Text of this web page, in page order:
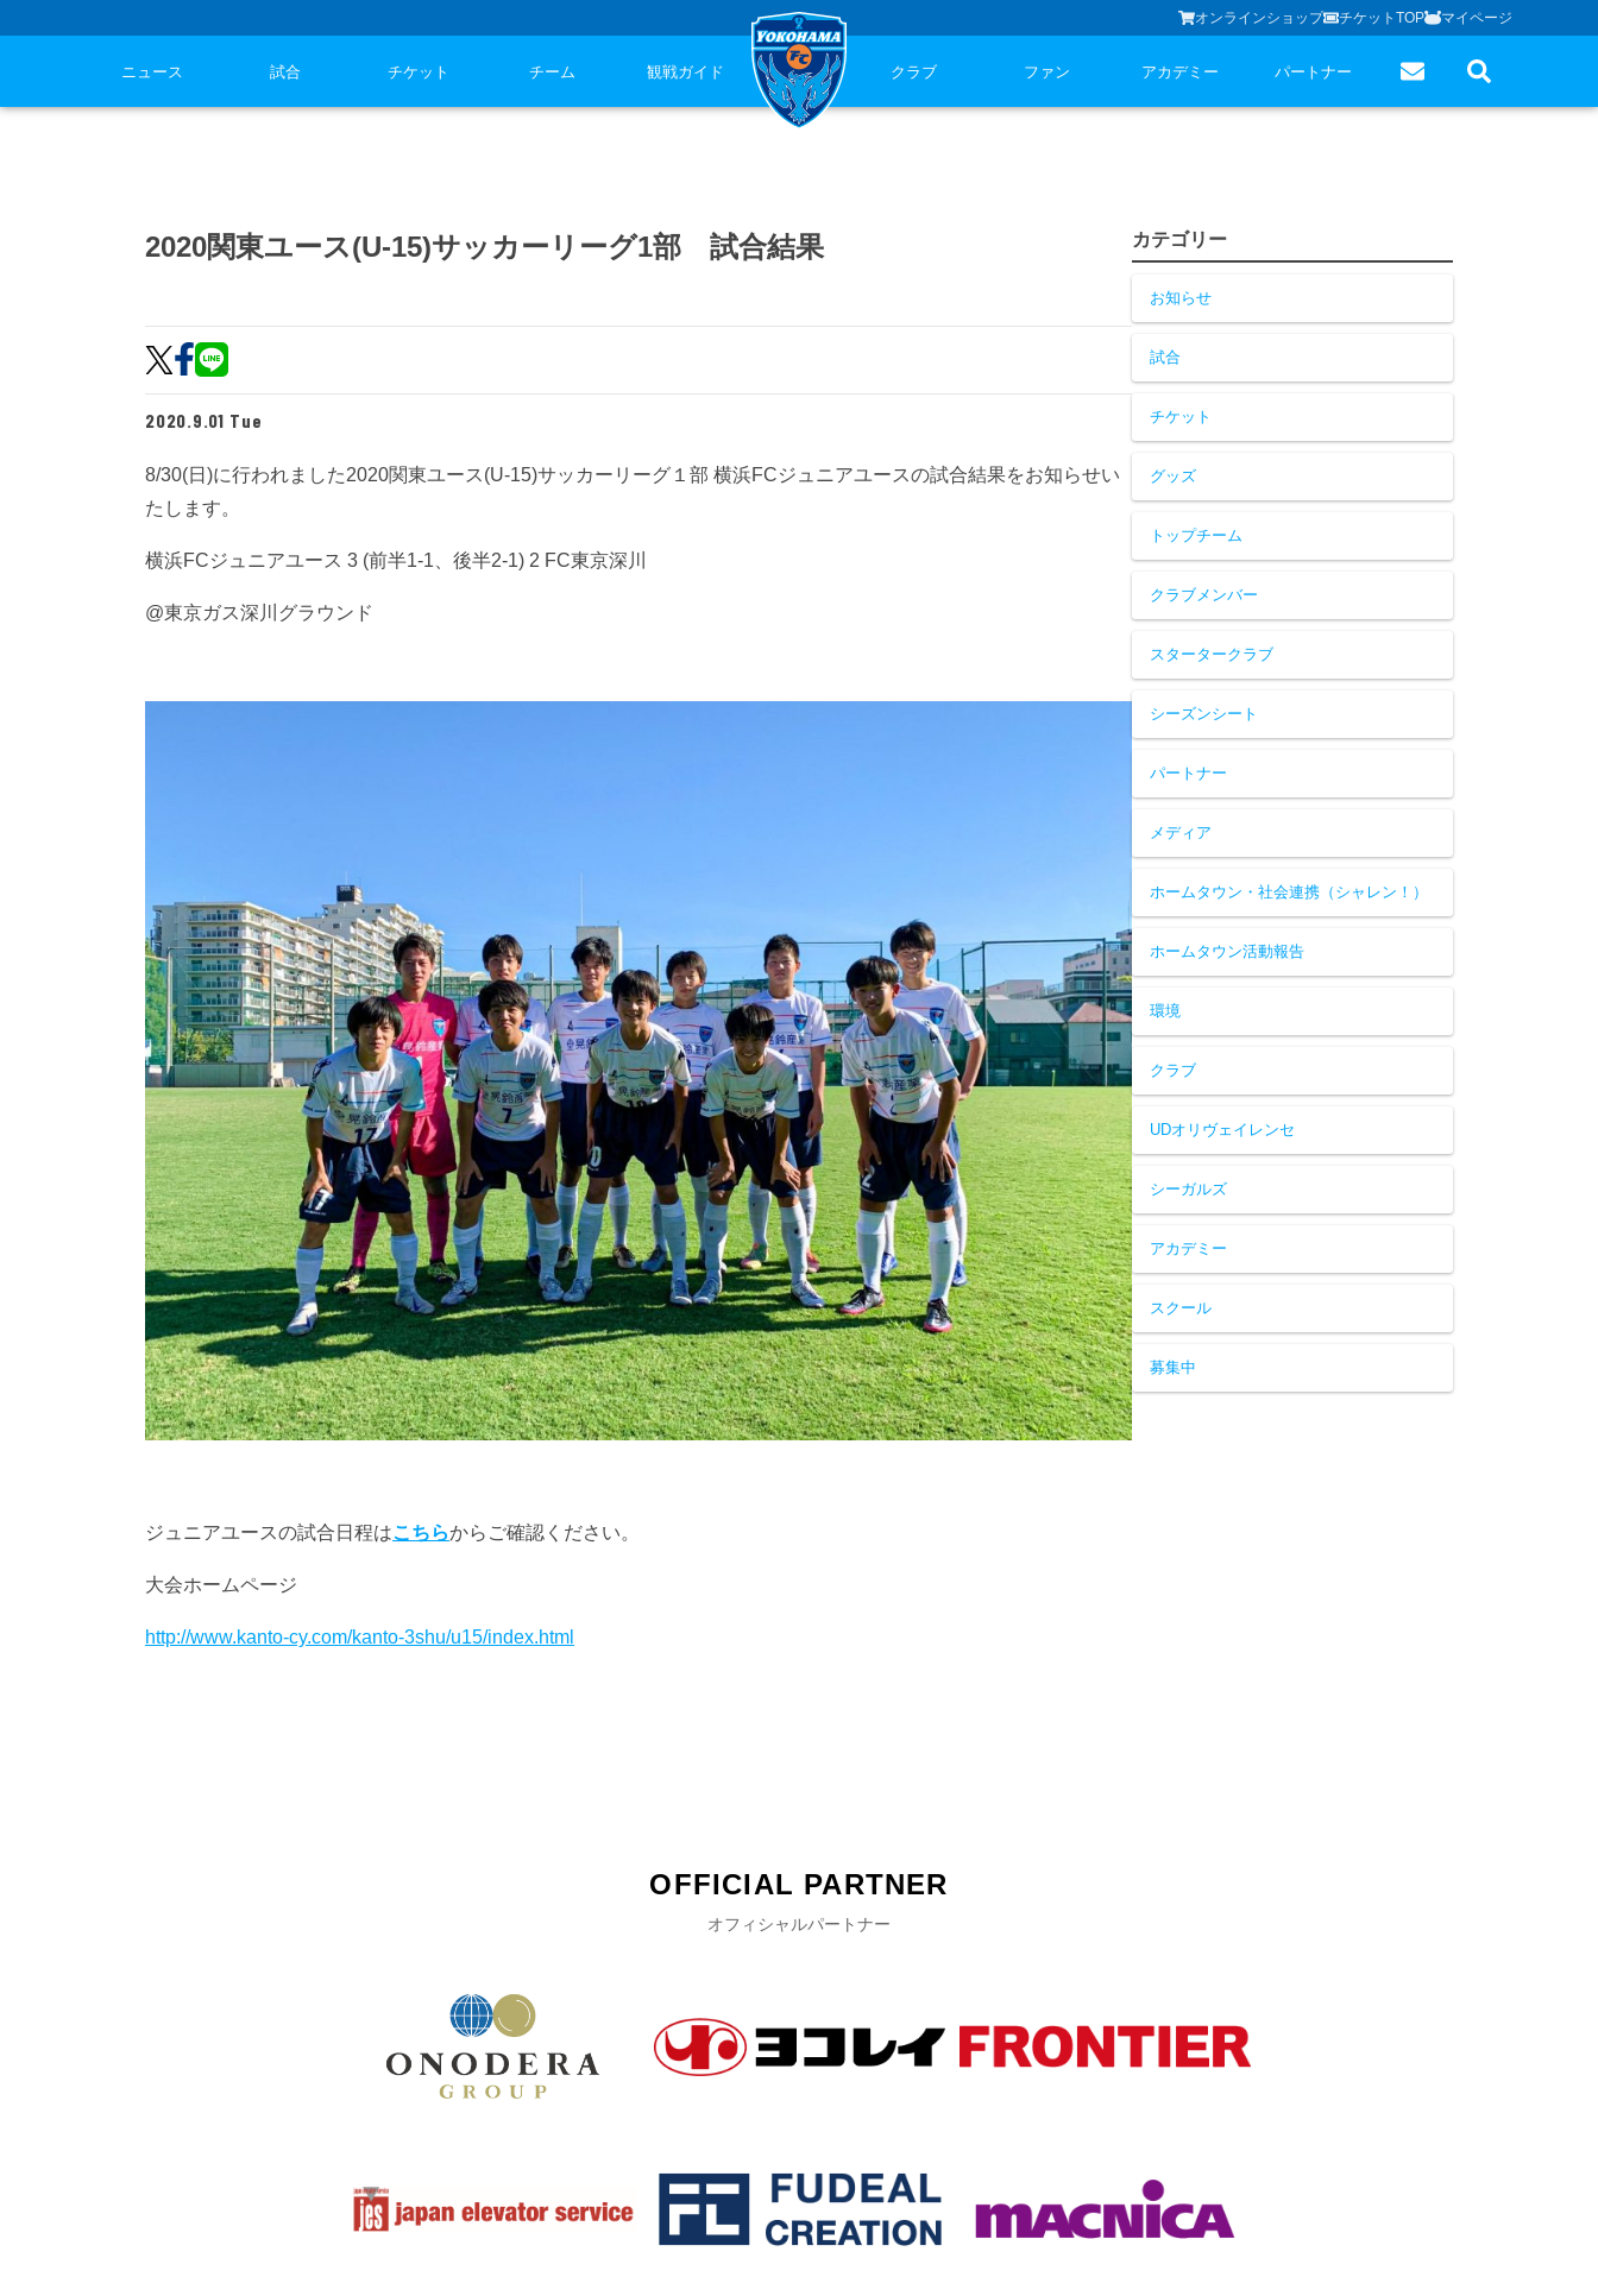
オンラインショップ チケットTOP マイページ
ニュース 試合 チケット チーム 観戦ガイド クラブ ファン アカデミー パートナー
2020関東ユース(U-15)サッカーリーグ1部 試合結果
2020.9.01 Tue
8/30(日)に行われました2020関東ユース(U-15)サッカーリーグ１部 横浜FCジュニアユースの試合結果をお知らせい
たします。
横浜FCジュニアユース 3 (前半1-1、後半2-1) 2 FC東京深川
@東京ガス深川グラウンド
ジュニアユースの試合日程はこちらからご確認ください。
大会ホームページ
http://www.kanto-cy.com/kanto-3shu/u15/index.html
カテゴリー
お知らせ
試合
チケット
グッズ
トップチーム
クラブメンバー
スタータークラブ
シーズンシート
パートナー
メディア
ホームタウン・社会連携（シャレン！）
ホームタウン活動報告
環境
クラブ
UDオリヴェイレンセ
シーガルズ
アカデミー
スクール
募集中
OFFICIAL PARTNER
オフィシャルパートナー